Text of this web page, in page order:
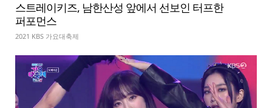
스트레이키즈, 남한산성 앞에서 선보인 터프한
퍼포먼스
2021 KBS 가요대축제